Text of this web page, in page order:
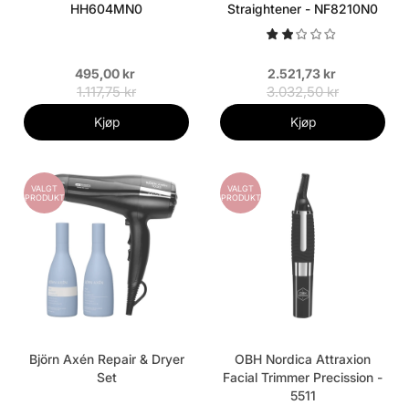
HH604MN0
495,00 kr
1.117,75 kr
Kjøp
Straightener - NF8210N0
2.521,73 kr
3.032,50 kr
Kjøp
VALGT
PRODUKT
Björn Axén Repair & Dryer
Set
VALGT
PRODUKT
OBH Nordica Attraxion
Facial Trimmer Precission -
5511